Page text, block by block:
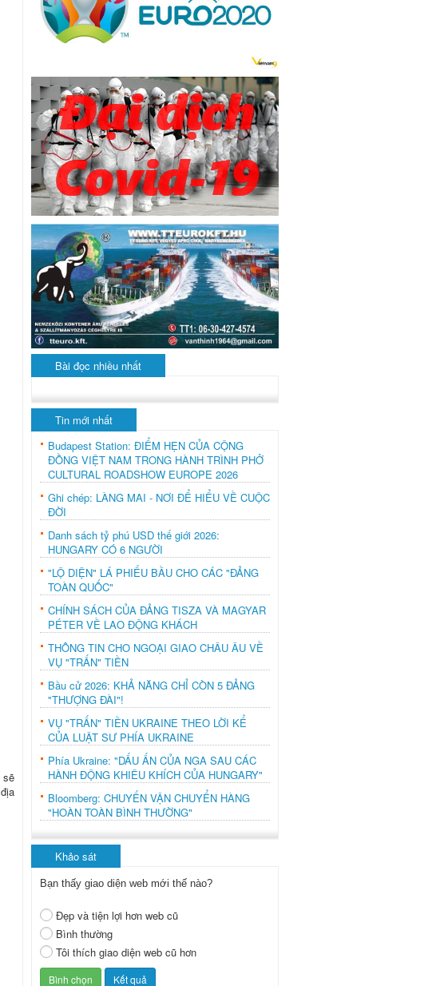
sẽ
Bài đọc nhiều nhất
Tin mới nhất
Budapest Station: ĐIỂM HẸN CỦA CỘNG
ĐỒNG VIỆT NAM TRONG HÀNH TRÌNH PHỞ
CULTURAL ROADSHOW EUROPE 2026
Ghi chép: LÀNG MAI - NƠI ĐỂ HIỂU VỀ CUỘC
ĐỜI
Danh sách tỷ phú USD thế giới 2026:
HUNGARY CÓ 6 NGƯỜI
"LỘ DIỆN" LÁ PHIẾU BẦU CHO CÁC "ĐẢNG
TOÀN QUỐC"
CHÍNH SÁCH CỦA ĐẢNG TISZA VÀ MAGYAR
PÉTER VỀ LAO ĐỘNG KHÁCH
THÔNG TIN CHO NGOẠI GIAO CHÂU ÂU VỀ
VỤ "TRẤN" TIỀN
Bầu cử 2026: KHẢ NĂNG CHỈ CÒN 5 ĐẢNG
"THƯỢNG ĐÀI"!
VỤ "TRẤN" TIỀN UKRAINE THEO LỜI KỂ
CỦA LUẬT SƯ PHÍA UKRAINE
Phía Ukraine: "DẤU ẤN CỦA NGA SAU CÁC
HÀNH ĐỘNG KHIÊU KHÍCH CỦA HUNGARY"
Bloomberg: CHUYẾN VẬN CHUYỂN HÀNG
"HOÀN TOÀN BÌNH THƯỜNG"
Khảo sát
Bạn thấy giao diện web mới thế nào?
Đẹp và tiện lợi hơn web cũ
Bình thường
Tôi thích giao diện web cũ hơn